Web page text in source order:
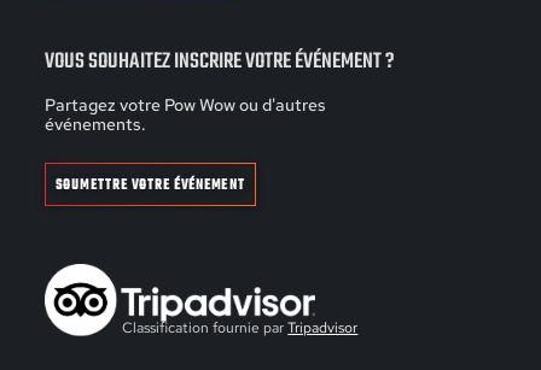
VOUS SOUHAITEZ INSCRIRE VOTRE ÉVÉNEMENT ?
Partagez votre Pow Wow ou d'autres
événements.
SOUMETTRE VOTRE ÉVÉNEMENT
Classification fournie parTripadvisor